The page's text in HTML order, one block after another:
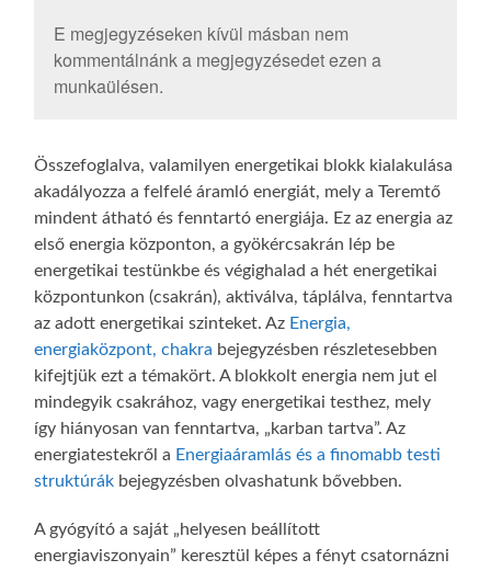
E megjegyzéseken kívül másban nem
kommentálnánk a megjegyzésedet ezen a
munkaülésen.
Összefoglalva, valamilyen energetikai blokk kialakulása
akadályozza a felfelé áramló energiát, mely a Teremtő
mindent átható és fenntartó energiája. Ez az energia az
első energia központon, a gyökércsakrán lép be
energetikai testünkbe és végighalad a hét energetikai
központunkon (csakrán), aktiválva, táplálva, fenntartva
az adott energetikai szinteket. Az Energia,
energiaközpont, chakra bejegyzésben részletesebben
kifejtjük ezt a témakört. A blokkolt energia nem jut el
mindegyik csakrához, vagy energetikai testhez, mely
így hiányosan van fenntartva, „karban tartva”. Az
energiatestekről a Energiaáramlás és a finomabb testi
struktúrák bejegyzésben olvashatunk bővebben.
A gyógyító a saját „helyesen beállított
energiaviszonyain” keresztül képes a fényt csatornázni